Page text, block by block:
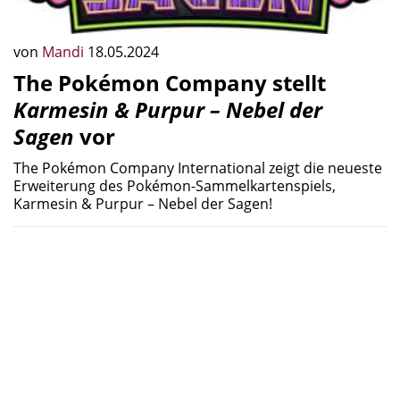
von Mandi 18.05.2024
The Pokémon Company stellt
Karmesin & Purpur – Nebel der
Sagen vor
The Pokémon Company International zeigt die neueste
Erweiterung des Pokémon-Sammelkartenspiels,
Karmesin & Purpur – Nebel der Sagen!